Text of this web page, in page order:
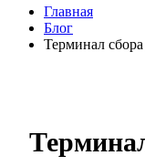
Главная
Блог
Терминал